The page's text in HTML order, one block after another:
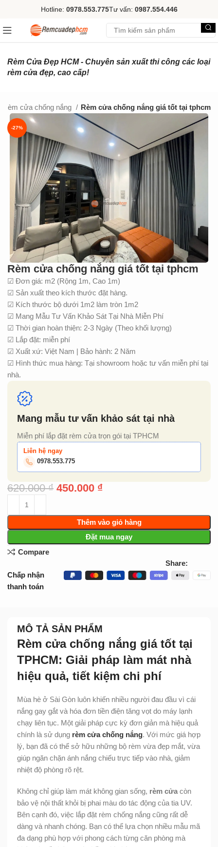
Hotline: 0978.553.775Tư vấn: 0987.554.446
Rèm Cửa Đẹp HCM - Chuyên sản xuất thi công các loại
rèm cửa đẹp, cao cấp!
Rèm cửa chống nắng Rèm cửa chống nắng giá tốt tại tphcm
-27%
Rèm cửa chống nắng giá tốt tại tphcm
☑ Đơn giá: m2 (Rộng 1m, Cao 1m)
☑ Sản xuất theo kích thước đặt hàng.
☑ Kích thước bộ dưới 1m2 làm tròn 1m2
☑ Mang Mẫu Tư Vấn Khảo Sát Tại Nhà Miễn Phí
☑ Thời gian hoàn thiện: 2-3 Ngày (Theo khối lượng)
☑ Lắp đặt: miễn phí
☑ Xuất xứ: Việt Nam | Bảo hành: 2 Năm
☑ Hình thức mua hàng: Tại showroom hoặc tư vấn miễn phí tại
nhà.
Mang mẫu tư vấn khảo sát tại nhà
Miễn phí lắp đặt rèm cửa trọn gói tại TPHCM
Liên hệ ngay
0978.553.775
620.000₫ 450.000 ₫
Thêm vào giỏ hàng
Đặt mua ngay
Compare
Share:
Chấp nhận
thanh toán
MÔ TẢ SẢN PHẨM
Rèm cửa chống nắng giá tốt tại
TPHCM: Giải pháp làm mát nhà
hiệu quả, tiết kiệm chi phí
Mùa hè ở Sài Gòn luôn khiến nhiều người đau đầu vì cái
nắng gay gắt và hóa đơn tiền điện tăng vọt do máy lạnh
chạy liên tục. Một giải pháp cực kỳ đơn giản mà hiệu quả
chính là sử dụng rèm cửa chống nắng. Với mức giá hợp
lý, bạn đã có thể sở hữu những bộ rèm vừa đẹp mắt, vừa
giúp ngăn chặn ánh nắng chiếu trực tiếp vào nhà, giảm
nhiệt độ phòng rõ rệt.
Không chỉ giúp làm mát không gian sống, rèm cửa còn
bảo vệ nội thất khỏi bị phai màu do tác động của tia UV.
Bên cạnh đó, việc lắp đặt rèm chống nắng cũng rất dễ
dàng và nhanh chóng. Bạn có thể lựa chọn nhiều mẫu mã
đa dạng phù hợp với phong cách từng căn phòng mà